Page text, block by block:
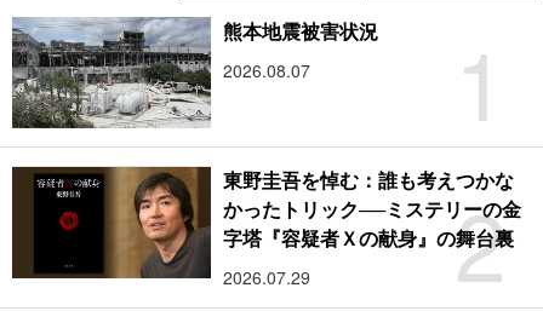
1
熊本地震被害状況
2026.08.07
2
東野圭吾を悼む：誰も考えつかな
かったトリック──ミステリーの金
字塔『容疑者Ｘの献身』の舞台裏
2026.07.29